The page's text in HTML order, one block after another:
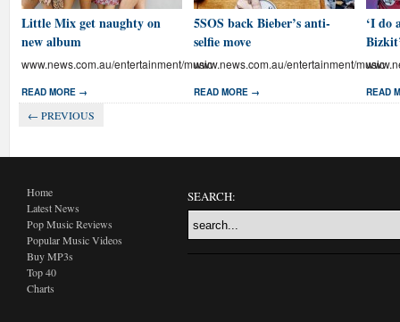
Little Mix get naughty on
new album
www.news.com.au/entertainment/music
READ MORE →
5SOS back Bieber’s anti-
selfie move
www.news.com.au/entertainment/music
READ MORE →
‘I do
READ
← PREVIOUS
Home
Latest News
Pop Music Reviews
Popular Music Videos
Buy MP3s
Top 40
Charts
SEARCH: